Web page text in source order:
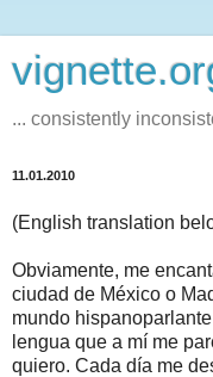
... consistently
11.01.2010
(English translation
Obviamente, me
ciudad de México o
mundo
lengua que a mí me
quiero. Cada día me